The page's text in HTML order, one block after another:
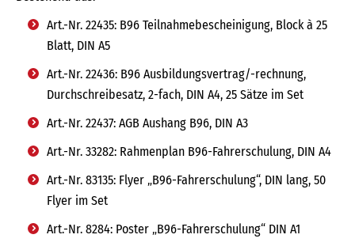
Art.-Nr. 22435: B96 Teilnahmebescheinigung, Block à 25
Blatt, DIN A5
Art.-Nr. 22436: B96 Ausbildungsvertrag/-rechnung,
Durchschreibesatz, 2-fach, DIN A4, 25 Sätze im Set
Art.-Nr. 22437: AGB Aushang B96, DIN A3
Art.-Nr. 33282: Rahmenplan B96-Fahrerschulung, DIN A4
Art.-Nr. 83135: Flyer „B96-Fahrerschulung“, DIN lang, 50
Flyer im Set
Art.-Nr. 8284: Poster „B96-Fahrerschulung“ DIN A1